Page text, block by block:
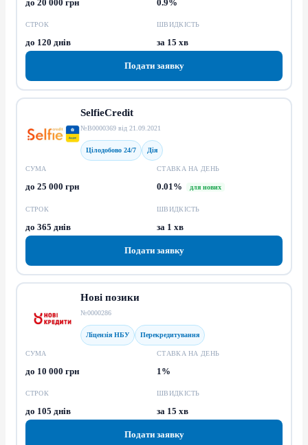
до 20 000 грн 0.9%
СТРОК
до 120 днів
ШВИДКІСТЬ
за 15 хв
Подати заявку
SelfieCredit
№В0000369 від 21.09.2021
Цілодобово 24/7 Дія
СУМА
до 25 000 грн
СТАВКА НА ДЕНЬ
0.01% для нових
СТРОК
до 365 днів
ШВИДКІСТЬ
за 1 хв
Подати заявку
Нові позики
№0000286
Ліцензія НБУ Перекредитування
СУМА
до 10 000 грн
СТАВКА НА ДЕНЬ
1%
СТРОК
до 105 днів
ШВИДКІСТЬ
за 15 хв
Подати заявку